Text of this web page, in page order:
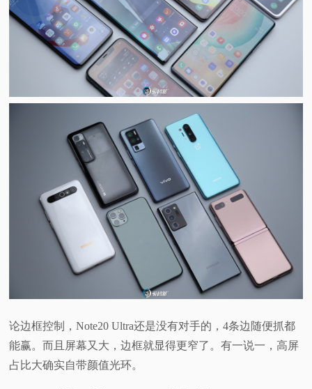
论边框控制，Note20 Ultra还是没有对手的，4条边随便抓都
能赢。而且屏幕又大，边框就显得更窄了。有一说一，高屏
占比大确实自带颜值光环。